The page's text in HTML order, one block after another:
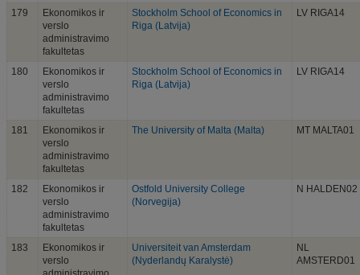
179
Ekonomikos ir
verslo
administravimo
fakultetas
Stockholm School of Economics in
Riga (Latvija)
LV RIGA14
180
Ekonomikos ir
verslo
administravimo
fakultetas
Stockholm School of Economics in
Riga (Latvija)
LV RIGA14
181
Ekonomikos ir
verslo
administravimo
fakultetas
The University of Malta (Malta) MT MALTA01
182
Ekonomikos ir
verslo
administravimo
fakultetas
Ostfold University College
(Norvegija)
N HALDEN02
183
Ekonomikos ir
verslo
Universiteit van Amsterdam
(Nyderlandų Karalystė)
NL
AMSTERD01